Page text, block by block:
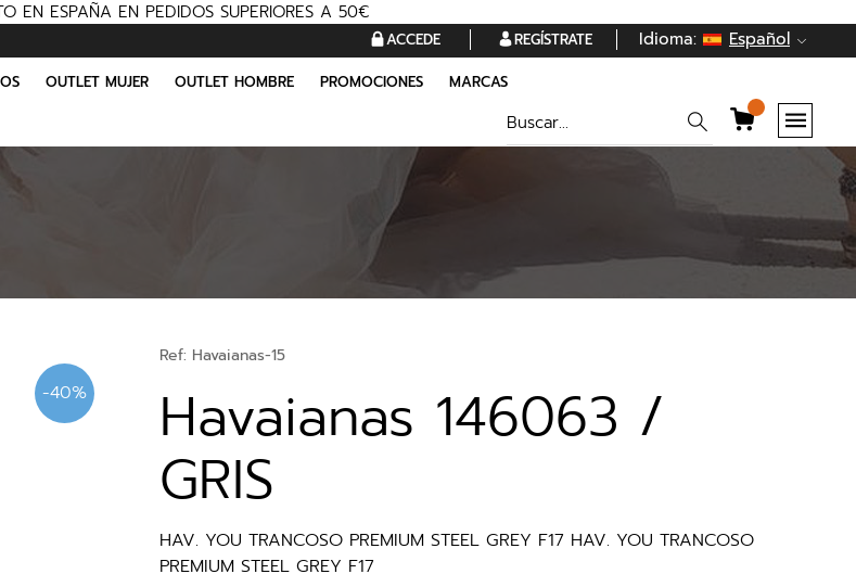
EN ESPAÑA EN PEDIDOS SUPERIORES A 50€
ACCEDE REGÍSTRATE Idioma: Español
OUTLET MUJER OUTLET HOMBRE PROMOCIONES MARCAS
-40%
Ref: Havaianas-15
Havaianas 146063 /
GRIS
HAV. YOU TRANCOSO PREMIUM STEEL GREY F17 HAV. YOU TRANCOSO
PREMIUM STEEL GREY F17